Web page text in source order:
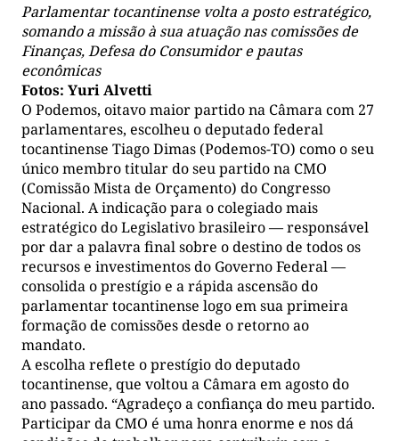
Parlamentar tocantinense volta a posto estratégico,
somando a missão à sua atuação nas comissões de
Finanças, Defesa do Consumidor e pautas
econômicas
Fotos: Yuri Alvetti
O Podemos, oitavo maior partido na Câmara com 27
parlamentares, escolheu o deputado federal
tocantinense Tiago Dimas (Podemos-TO) como o seu
único membro titular do seu partido na CMO
(Comissão Mista de Orçamento) do Congresso
Nacional. A indicação para o colegiado mais
estratégico do Legislativo brasileiro — responsável
por dar a palavra final sobre o destino de todos os
recursos e investimentos do Governo Federal —
consolida o prestígio e a rápida ascensão do
parlamentar tocantinense logo em sua primeira
formação de comissões desde o retorno ao
mandato.
A escolha reflete o prestígio do deputado
tocantinense, que voltou a Câmara em agosto do
ano passado. “Agradeço a confiança do meu partido.
Participar da CMO é uma honra enorme e nos dá